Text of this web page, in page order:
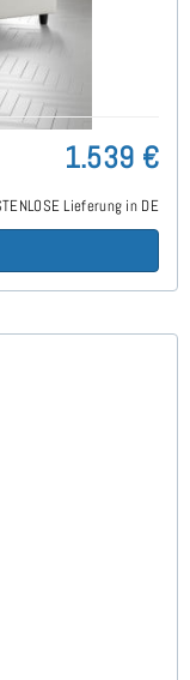
1.539 €
Lieferung in DE